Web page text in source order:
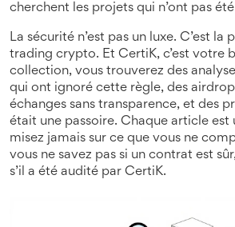
cherchent les projets qui n’ont pas
La sécurité n’est pas un luxe. C’est la
trading crypto. Et CertiK, c’est votre
collection, vous trouverez des
qui ont ignoré cette règle, des
échanges sans transparence, et des
était une passoire. Chaque article est
misez jamais sur ce que vous ne
vous ne savez pas si un contrat est
s’il a été audité par CertiK.